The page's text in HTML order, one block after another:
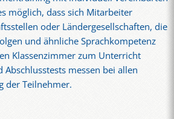
möglich, dass sich Mitarbeiter
oder Ländergesellschaften, die
und ähnliche Sprachkompetenz
Klassenzimmer zum Unterricht
messen bei allen
der Teilnehmer.